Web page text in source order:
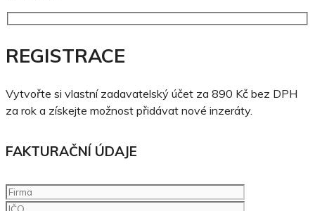
REGISTRACE
Vytvořte si vlastní zadavatelský účet za 890 Kč bez DPH
za rok a získejte možnost přidávat nové inzeráty.
FAKTURAČNÍ ÚDAJE